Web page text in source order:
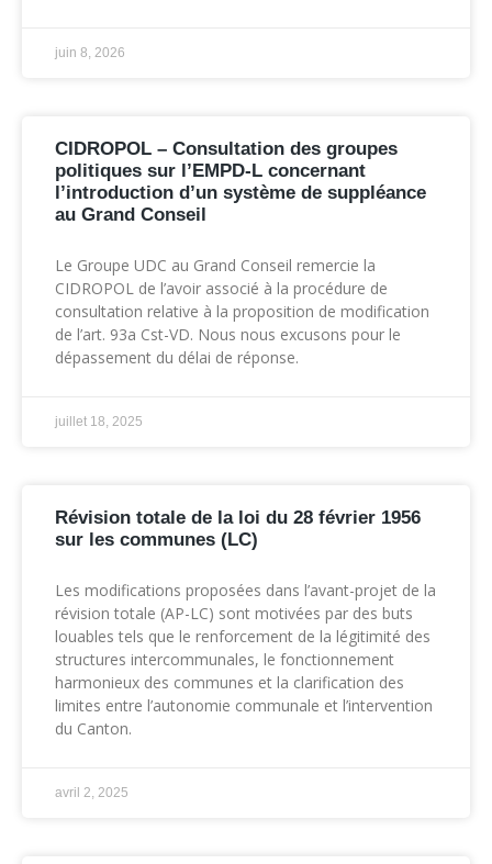
juin 8, 2026
CIDROPOL – Consultation des groupes
politiques sur l’EMPD-L concernant
l’introduction d’un système de suppléance
au Grand Conseil
Le Groupe UDC au Grand Conseil remercie la
CIDROPOL de l’avoir associé à la procédure de
consultation relative à la proposition de modification
de l’art. 93a Cst-VD. Nous nous excusons pour le
dépassement du délai de réponse.
juillet 18, 2025
Révision totale de la loi du 28 février 1956
sur les communes (LC)
Les modifications proposées dans l’avant-projet de la
révision totale (AP-LC) sont motivées par des buts
louables tels que le renforcement de la légitimité des
structures intercommunales, le fonctionnement
harmonieux des communes et la clarification des
limites entre l’autonomie communale et l’intervention
du Canton.
avril 2, 2025